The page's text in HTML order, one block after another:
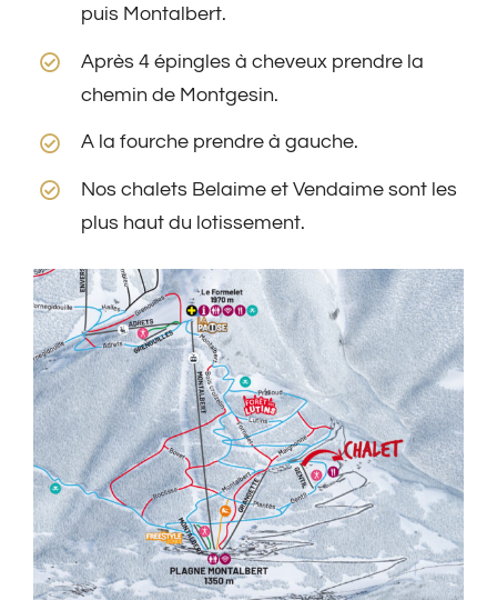
puis Montalbert.
Après 4 épingles à cheveux prendre la
chemin de Montgesin.
A la fourche prendre à gauche.
Nos chalets Belaime et Vendaime sont les
plus haut du lotissement.